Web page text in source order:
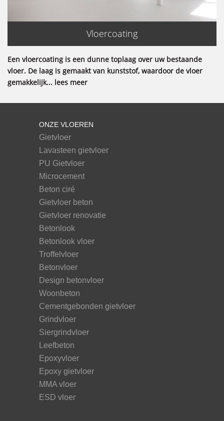
Vloercoating
Een vloercoating is een dunne toplaag over uw bestaande
vloer. De laag is gemaakt van kunststof, waardoor de vloer
gemakkelijk... lees meer
ONZE VLOEREN
Gietvloer
Lavasteen gietvloer
PU Gietvloer
Microcement
Beton ciré
Gietvloer beton
Gietvloer renovatie
Betonlook
Betonlook vloer
Troffelvloer
Betonvloer
Design betonvloer
Woonbeton
Cementgebonden gietvloer
Grindvloer
Siergrindvloer
Leefbeton
Epoxyvloer
Epoxy gietvloer
MMA vloer
ESD vloer